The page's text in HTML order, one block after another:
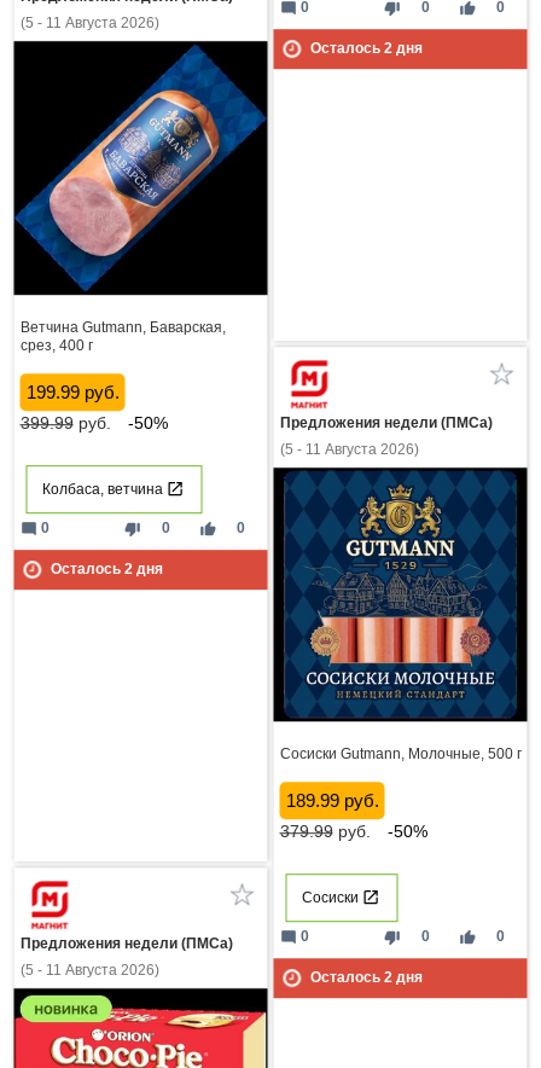
thumb_down 0 thumb_up 0
mode_comment 0
Осталось 2дня
(5 - 11 Августа 2026)
Ветчина Gutmann, Баварская,
срез, 400 г
199.99 руб.
399.99руб. -50%
Колбаса, ветчина
thumb_down 0 thumb_up 0
mode_comment 0
Осталось 2дня
Предложения недели (ПМСа)
(5 - 11 Августа 2026)
Сосиски Gutmann, Молочные, 500 г
189.99 руб.
379.99руб. -50%
Сосиски
thumb_down 0 thumb_up 0
mode_comment 0
Осталось 2дня
Предложения недели (ПМСа)
(5 - 11 Августа 2026)